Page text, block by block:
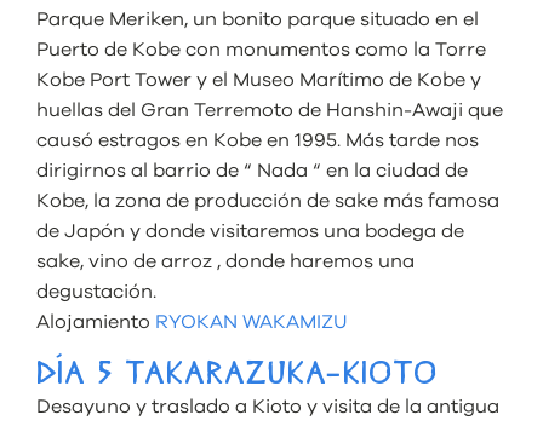
Parque Meriken, un bonito parque situado en el
Puerto de Kobe con monumentos como la Torre
Kobe Port Tower y el Museo Marítimo de Kobe y
huellas del Gran Terremoto de Hanshin-Awaji que
causó estragos en Kobe en 1995. Más tarde nos
dirigirnos al barrio de “ Nada “ en la ciudad de
Kobe, la zona de producción de sake más famosa
de Japón y donde visitaremos una bodega de
sake, vino de arroz , donde haremos una
degustación.
Alojamiento RYOKAN WAKAMIZU
DÍA 5 TAKARAZUKA-KIOTO
Desayuno y traslado a Kioto y visita de la antigua